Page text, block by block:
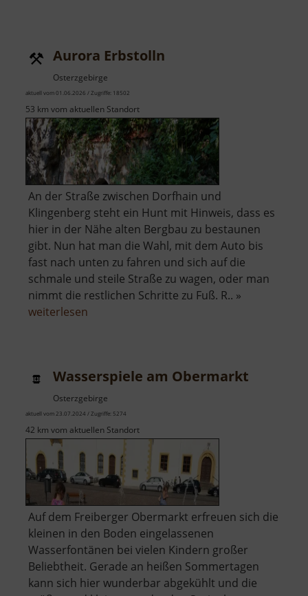
Aurora Erbstolln
Osterzgebirge
aktuell vom 01.06.2026 / Zugriffe: 18502
53 km vom aktuellen Standort
An der Straße zwischen Dorfhain und
Klingenberg steht ein Hunt mit Hinweis, dass es
hier in der Nähe alten Bergbau zu bestaunen
gibt. Nun hat man die Wahl, mit dem Auto bis
fast nach unten zu fahren und sich auf die
schmale und steile Straße zu wagen, oder man
nimmt die restlichen Schritte zu Fuß. R.. »
weiterlesen
Wasserspiele am Obermarkt
Osterzgebirge
aktuell vom 23.07.2024 / Zugriffe: 5274
42 km vom aktuellen Standort
Auf dem Freiberger Obermarkt erfreuen sich die
kleinen in den Boden eingelassenen
Wasserfontänen bei vielen Kindern großer
Beliebtheit. Gerade an heißen Sommertagen
kann sich hier wunderbar abgekühlt und die